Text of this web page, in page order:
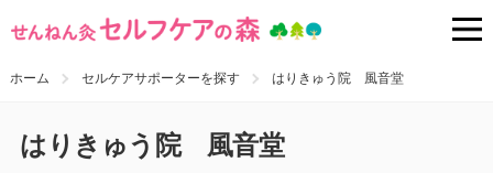
ホーム セルケアサポーターを探す はりきゅう院 風音堂
はりきゅう院 風音堂